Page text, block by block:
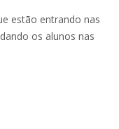
estão entrando nas
os alunos nas